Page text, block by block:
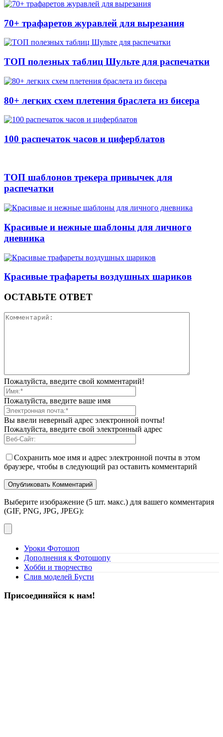
70+ трафаретов журавлей для вырезания
ТОП полезных таблиц Шульте для распечатки
80+ легких схем плетения браслета из бисера
100 распечаток часов и циферблатов
ТОП шаблонов трекера привычек для
распечатки
Красивые и нежные шаблоны для личного
дневника
Красивые трафареты воздушных шариков
ОСТАВЬТЕ ОТВЕТ
Пожалуйста, введите свой комментарий!
Пожалуйста, введите ваше имя
Вы ввели неверный адрес электронной почты!
Пожалуйста, введите свой электронный адрес
Сохранить мое имя и адрес электронной почты в этом
браузере, чтобы в следующий раз оставить комментарий
Выберите изображение (5 шт. макс.) для вашего комментария
(GIF, PNG, JPG, JPEG):
Уроки Фотошоп
Дополнения к Фотошопу
Хобби и творчество
Слив моделей Бусти
Присоединяйся к нам!